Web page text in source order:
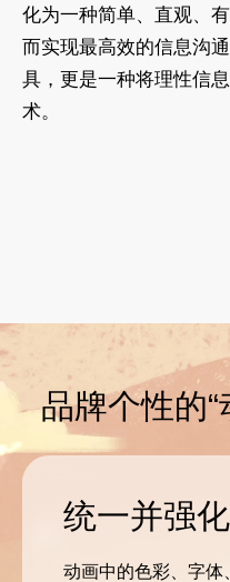
化为一种简单、直观、
而实现最高效的信息沟
具，更是一种将理性信
术。
品牌个性的“
统一并强
动画中的色彩、字体